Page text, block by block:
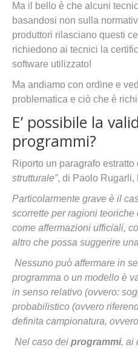
Ma il bello è che alcuni
basandosi non sulla
produttori rilasciano questi
richiedono ai tecnici la
software utilizzato!
Ma andiamo con ordine e
problematica e ciò che è
E’ possibile la
programmi?
Riporto un paragrafo estratto
strutturale”, di Paolo Rugarli,
Particolarmente grave è il
scorrette per ragioni
come affermazioni ufficiali,
altro che possa suggerire
Nessuno può affermare in
programma o un modello è
in senso relativo (ovvero:
probabilistico (ovvero
definita campionatura,
Nel caso dei programmi, ai